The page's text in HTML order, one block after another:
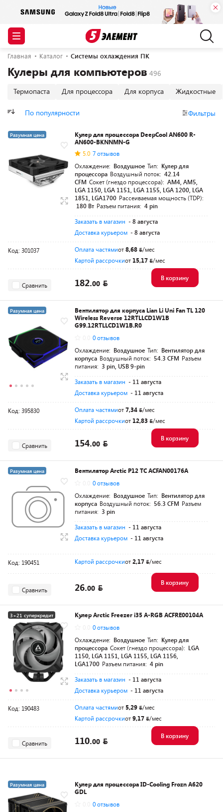
Главная Каталог Системы охлаждения ПК
Кулеры для компьютеров
Термопаста Для процессора Для корпуса Жидкостные
По популярности Фильтры
Разумная цена
Кулер для процессора DeepCool AN600 R-
AN600-BKNNMN-G
5.0 7 отзывов
Охлаждение: Воздушное Тип: Кулер для
процессора Воздушный поток: 42.14
CFM Сокет (гнездо процессора): AM4, AM5,
LGA 1150, LGA 1151, LGA 1155, LGA 1200, LGA
1851, LGA1700 Рассеиваемая мощность (TDP):
180 Вт Разъем питания: 4 pin
Заказать в магазин - 8 августа
Доставка курьером - 8 августа
Код: 301037 Оплата частямиот8,68
/мес
Картой рассрочкиот 15,17 /мес
Сравнить 182.00
В корзину
Разумная цена
Вентилятор для корпуса Lian Li Uni Fan TL 120
Wireless Reverse 12RTLLCD1W1B
G99.12RTLLCD1W1B.R0
0 отзывов
Охлаждение: Воздушное Тип: Вентилятор для
корпуса Воздушный поток: 54.3 CFM Разъем
питания: 3 pin, USB 9-pin
Заказать в магазин - 11 августа
Доставка курьером - 11 августа
Код: 395830 Оплата частямиот7,34
/мес
Картой рассрочкиот 12,83 /мес
Сравнить 154.00
В корзину
Разумная цена
Вентилятор Arctic P12 TC ACFAN00176A
0 отзывов
Охлаждение: Воздушное Тип: Вентилятор для
корпуса Воздушный поток: 56.3 CFM Разъем
питания: 3 pin
Заказать в магазин - 11 августа
Доставка курьером - 11 августа
Код: 190451 Картой рассрочкиот2,17 /мес
Сравнить 26.00
В корзину
3+21 суперкредит
Разумная цена
Кулер Arctic Freezer i35 A-RGB ACFRE00104A
0 отзывов
Охлаждение: Воздушное Тип: Кулер для
процессора Сокет (гнездо процессора): LGA
1150, LGA 1151, LGA 1155, LGA 1156,
LGA1700 Разъем питания: 4 pin
Заказать в магазин - 11 августа
Доставка курьером - 11 августа
Код: 190483 Оплата частямиот 5,29
/мес
Картой рассрочкиот9,17 /мес
Сравнить 110.00
В корзину
Разумная цена
Кулер для процессора ID-Cooling Frozn A620
GDL
0 отзывов